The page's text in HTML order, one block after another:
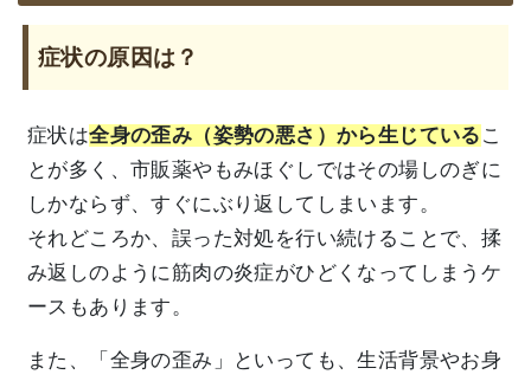
症状の原因は？
症状は全身の歪み（姿勢の悪さ）から生じている こ
とが多く、市販薬やもみほぐしではその場しのぎに
しかならず、すぐにぶり返してしまいます。
それどころか、誤った対処を行い続けることで、揉
み返しのように筋肉の炎症がひどくなってしまうケ
ースもあります。
また、「全身の歪み」といっても、生活背景やお身